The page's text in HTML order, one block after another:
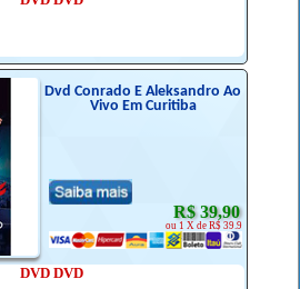
Dvd Conrado E Aleksandro Ao
Vivo Em Curitiba
R$ 39,90
ou 1 X de R$ 39.9
DVD DVD